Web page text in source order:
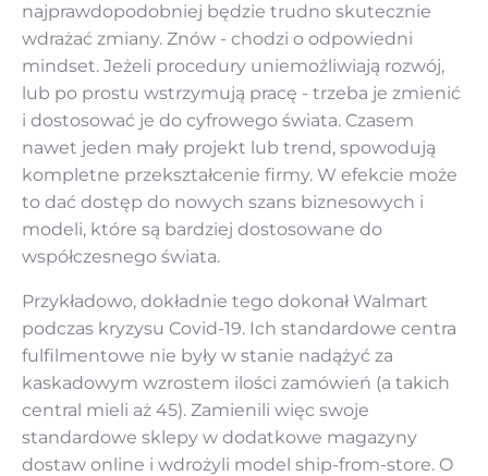
najprawdopodobniej będzie trudno skutecznie
wdrażać zmiany. Znów - chodzi o odpowiedni
mindset. Jeżeli procedury uniemożliwiają rozwój,
lub po prostu wstrzymują pracę - trzeba je zmienić
i dostosować je do cyfrowego świata. Czasem
nawet jeden mały projekt lub trend, spowodują
kompletne przekształcenie firmy. W efekcie może
to dać dostęp do nowych szans biznesowych i
modeli, które są bardziej dostosowane do
współczesnego świata.
Przykładowo, dokładnie tego dokonał Walmart
podczas kryzysu Covid-19. Ich standardowe centra
fulfilmentowe nie były w stanie nadążyć za
kaskadowym wzrostem ilości zamówień (a takich
central mieli aż 45). Zamienili więc swoje
standardowe sklepy w dodatkowe magazyny
dostaw online i wdrożyli model ship-from-store. O